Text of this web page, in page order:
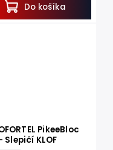
Do košíka
PikeeBloc
Slepičí KLOF